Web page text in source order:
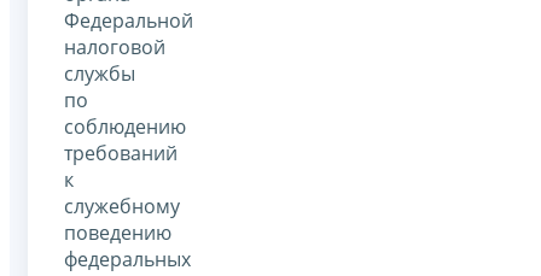
Федеральной
налоговой
службы
по
соблюдению
требований
к
служебному
поведению
федеральных